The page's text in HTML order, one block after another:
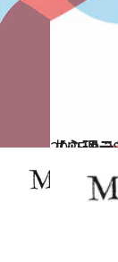
【心理
占い